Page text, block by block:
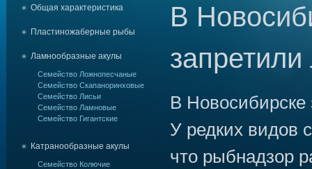
Общая характеристика
Пластиножаберные рыбы
Ламнообразные акулы
Семейство Ложнопесчаные
Семейство Скапаноринховые
Семейство Лисьи
Семейство Ламновые
Семейство Гигантские
Катранообразные акулы
Семейство Колючие
В
В Новосибирске
У редких видов
что рыбнадзор